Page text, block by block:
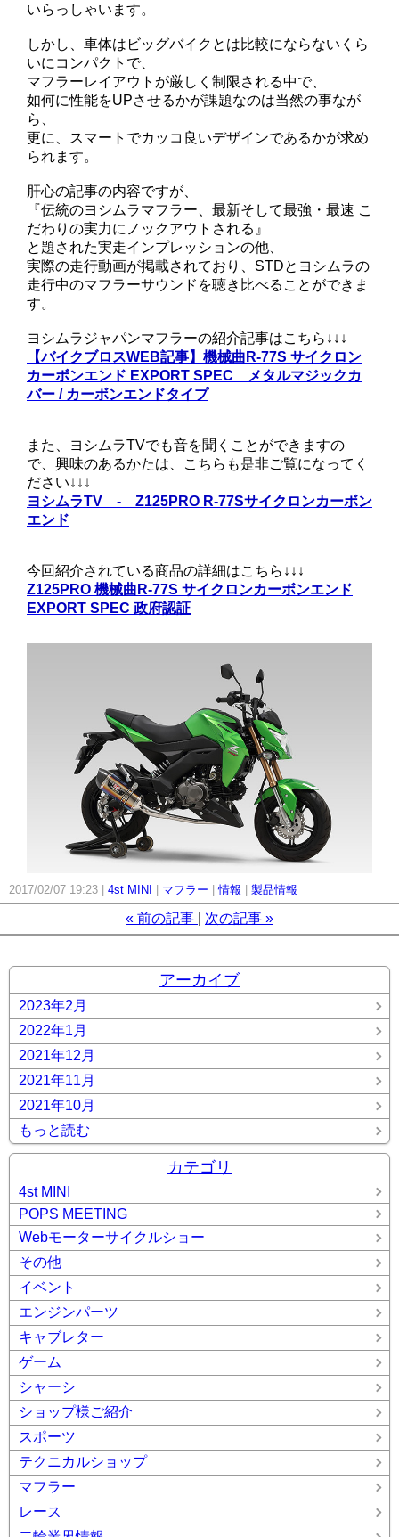
いらっしゃいます。
しかし、車体はビッグバイクとは比較にならないくら
いにコンパクトで、
マフラーレイアウトが厳しく制限される中で、
如何に性能をUPさせるかが課題なのは当然の事なが
ら、
更に、スマートでカッコ良いデザインであるかが求め
られます。
肝心の記事の内容ですが、
『伝統のヨシムラマフラー、最新そして最強・最速 こ
だわりの実力にノックアウトされる』
と題された実走インプレッションの他、
実際の走行動画が掲載されており、STDとヨシムラの
走行中のマフラーサウンドを聴き比べることができま
す。
ヨシムラジャパンマフラーの紹介記事はこちら↓↓↓
【バイクブロスWEB記事】機械曲R-77S サイクロン
カーボンエンド EXPORT SPEC メタルマジックカ
バー / カーボンエンドタイプ
また、ヨシムラTVでも音を聞くことができますの
で、興味のあるかたは、こちらも是非ご覧になってく
ださい↓↓↓
ヨシムラTV - Z125PRO R-77Sサイクロンカーボン
エンド
今回紹介されている商品の詳細はこちら↓↓↓
Z125PRO 機械曲R-77S サイクロンカーボンエンド
EXPORT SPEC 政府認証
2017/02/07 19:23 4st MINI マフラー 情報 製品情報
« 前の記事 次の記事 »
アーカイブ
2023年2月
2022年1月
2021年12月
2021年11月
2021年10月
もっと読む
カテゴリ
4st MINI
POPS MEETING
Webモーターサイクルショー
その他
イベント
エンジンパーツ
キャブレター
ゲーム
シャーシ
ショップ様ご紹介
スポーツ
テクニカルショップ
マフラー
レース